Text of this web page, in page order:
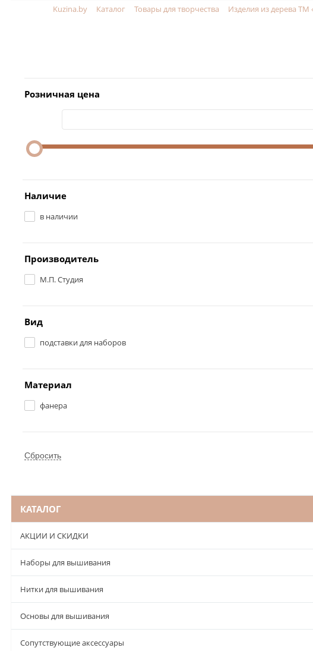
Kuzina.by Каталог Товары для творчества Изделия из дерева ТМ
Розничная цена
Наличие
в наличии
Производитель
М.П. Студия
Вид
подставки для наборов
Материал
фанера
КАТАЛОГ
АКЦИИ И СКИДКИ
Наборы для вышивания
Нитки для вышивания
Основы для вышивания
Сопутствующие аксессуары